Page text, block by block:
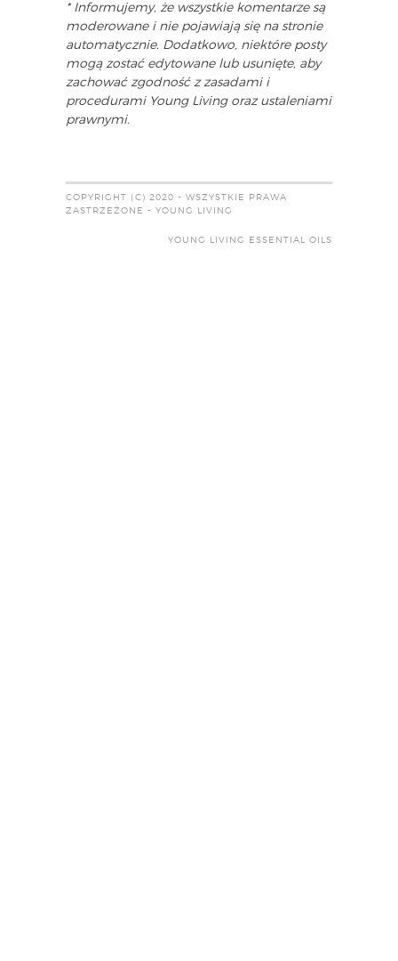
* Informujemy, że wszystkie komentarze są
moderowane i nie pojawiają się na stronie
automatycznie. Dodatkowo, niektóre posty
mogą zostać edytowane lub usunięte, aby
zachować zgodność z zasadami i
procedurami Young Living oraz ustaleniami
prawnymi.
COPYRIGHT (C) 2020 - WSZYSTKIE PRAWA
ZASTRZEŻONE - YOUNG LIVING
YOUNG LIVING ESSENTIAL OILS